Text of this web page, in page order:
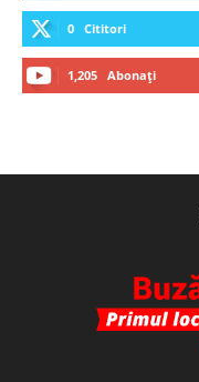
0 Cititori
1,205 Abonați